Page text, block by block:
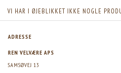
VI HAR I ØJEBLIKKET IKKE NOGLE
ADRESSE
REN VELVÆRE APS
SAMSØVEJ 13